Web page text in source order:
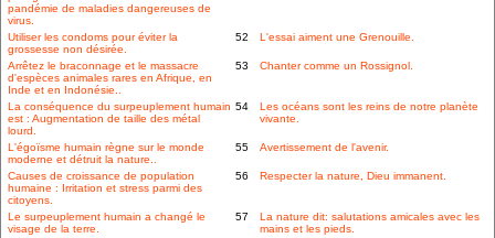
pandémie de maladies dangereuses de
virus.
Utiliser les condoms pour éviter la
grossesse non désirée.
52 L'essai aiment une Grenouille.
Arrêtez le braconnage et le massacre
d'espèces animales rares en Afrique, en
Inde et en Indonésie..
53 Chanter comme un Rossignol.
La conséquence du surpeuplement humain
est : Augmentation de taille des métal
lourd.
54
Les océans sont les reins de notre planète
vivante.
L'égoïsme humain règne sur le monde
moderne et détruit la nature..
55 Avertissement de l'avenir.
Causes de croissance de population
humaine : Irritation et stress parmi des
citoyens.
56 Respecter la nature, Dieu immanent.
Le surpeuplement humain a changé le
visage de la terre.
57
La nature dit: salutations amicales avec les
mains et les pieds.